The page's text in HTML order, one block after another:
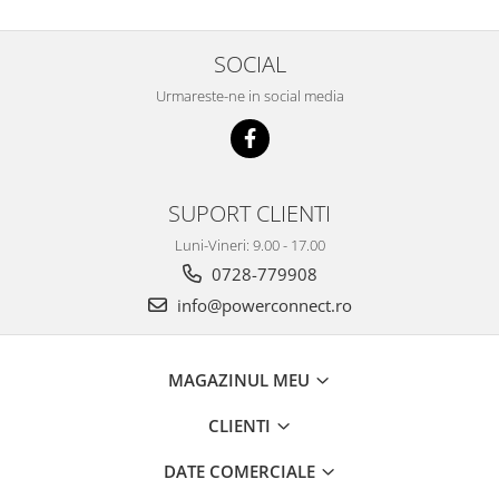
SOCIAL
Urmareste-ne in social media
SUPORT CLIENTI
Luni-Vineri: 9.00 - 17.00
0728-779908
info@powerconnect.ro
MAGAZINUL MEU
CLIENTI
DATE COMERCIALE